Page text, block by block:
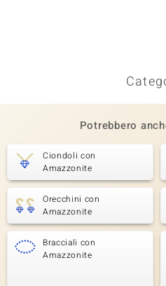
Potrebbero
Ciondoli con
Amazzonite
Orecchini con
Amazzonite
Bracciali con
Amazzonite